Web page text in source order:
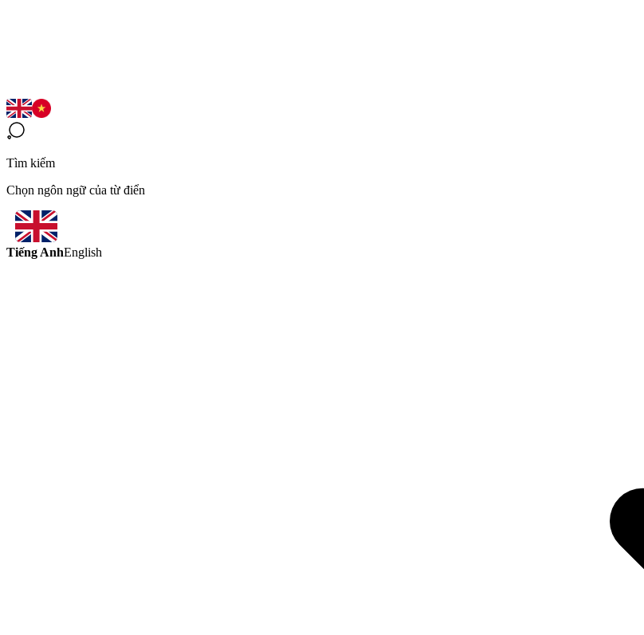
Tìm kiếm
Chọn ngôn ngữ của từ điển
Tiếng AnhEnglish